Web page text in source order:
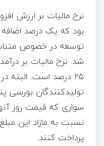
بود که یک درصد
توسعه در خصوص
شد. نرخ مالیات بر
۲۵ درصد است. البته
تولیدکنندگان بورسی
نسبت به مازاد این
پرداخت کنند.